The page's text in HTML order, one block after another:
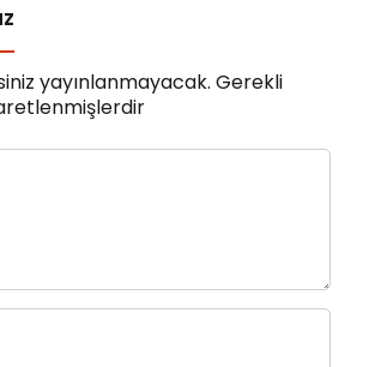
yayınlanmayacak. Gerekli